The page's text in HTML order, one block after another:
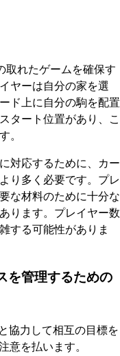
取れたゲームを確保す
ヤーは自分の家を選
ド上に自分の駒を配置
タート位置があり、こ
。
対応するために、カー
り多く必要です。プレ
な材料のために十分な
ります。プレイヤー数
する可能性がありま
を管理するための
協力して相互の目標を
を払います。